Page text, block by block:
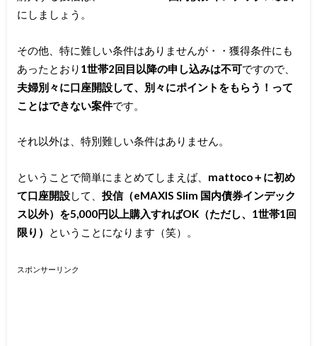
にしましょう。
その他、特に難しい条件はありませんが・・獲得条件にも
あったとおり 1世帯2回目以降の申し込みは不可ですので、
夫婦別々に口座開設して、別々にポイントをもらう！って
ことはできない案件です。
それ以外は、特別難しい条件はありません。
ということで簡単にまとめてしまえば、 mattoco＋に初め
て口座開設して、 投信（eMAXIS Slim 国内債券インデック
ス以外）を5,000円以上購入すればOK（ただし、1世帯1回
限り）
ということになります（笑）。
スポンサーリンク